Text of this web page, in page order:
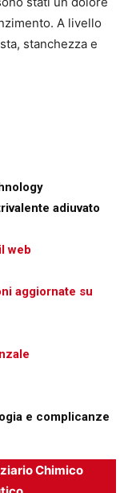
A livello
stanchezza e
adiuvato
web
aggiornate su
e complicanze
Chimico